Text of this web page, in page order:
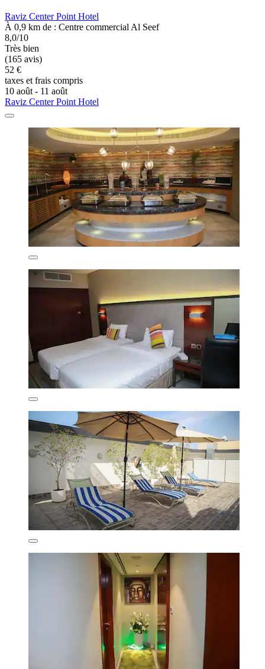
Raviz Center Point Hotel
À 0,9 km de : Centre commercial Al Seef
8,0/10
Très bien
(165 avis)
52 €
taxes et frais compris
10 août - 11 août
Raviz Center Point Hotel